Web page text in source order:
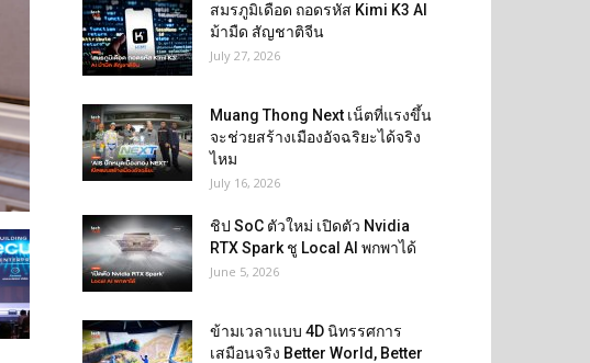
สมรภูมิเดือด ถอดรหัส Kimi K3 AI
ม้ามืด สัญชาติจีน
July 27, 2026
Muang Thong Next เน็ตที่แรงขึ้น
จะช่วยสร้างเมืองอัจฉริยะได้จริง
ไหม
July 16, 2026
ชิป SoC ตัวใหม่ เปิดตัว Nvidia
RTX Spark ชู Local AI พกพาได้
June 5, 2026
ข้ามเวลาแบบ 4D นิทรรศการ
เสมือนจริง Better World, Better